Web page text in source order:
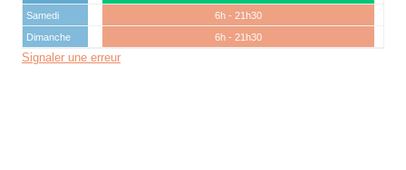
Samedi
6h - 21h30
Dimanche
6h - 21h30
Signaler une erreur